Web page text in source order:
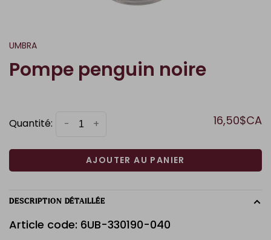
UMBRA
Pompe penguin noire
Quantité: +
- 16,50$CA
AJOUTER AU PANIER
DESCRIPTION DÉTAILLÉE
Article code: 6UB-330190-040